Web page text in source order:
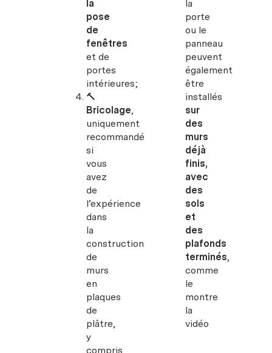
la
pose
de
fenêtres
et de
portes
intérieures;
🔨
Bricolage,
uniquement
recommandé
si
vous
avez
de
l’expérience
dans
la
construction
de
murs
en
plaques
de
plâtre,
y
compris
la
porte
ou le
panneau
peuvent
également
être
installés
sur
des
murs
déjà
finis,
avec
des
sols
et
des
plafonds
terminés,
comme
le
montre
la
vidéo